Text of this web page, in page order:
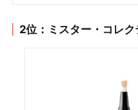
2位：ミスター・コレ